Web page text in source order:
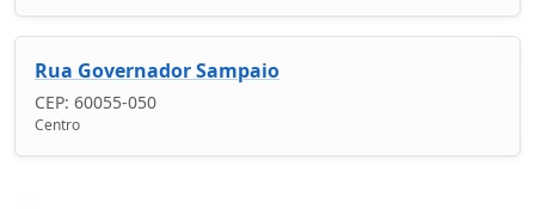
Rua Governador Sampaio
CEP: 60055-050
Centro